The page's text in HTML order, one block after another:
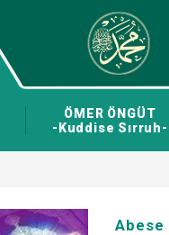
ÖMER ÖNGÜT
-Kuddise Sırruh-